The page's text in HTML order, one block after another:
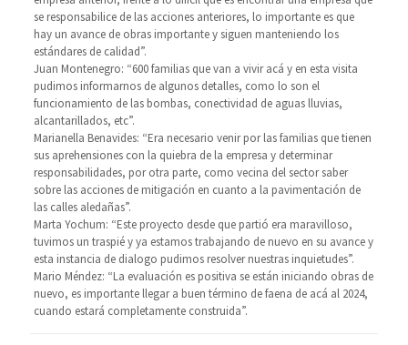
se responsabilice de las acciones anteriores, lo importante es que
hay un avance de obras importante y siguen manteniendo los
estándares de calidad”.
Juan Montenegro: “600 familias que van a vivir acá y en esta visita
pudimos informarnos de algunos detalles, como lo son el
funcionamiento de las bombas, conectividad de aguas lluvias,
alcantarillados, etc”.
Marianella Benavides: “Era necesario venir por las familias que tienen
sus aprehensiones con la quiebra de la empresa y determinar
responsabilidades, por otra parte, como vecina del sector saber
sobre las acciones de mitigación en cuanto a la pavimentación de
las calles aledañas”.
Marta Yochum: “Este proyecto desde que partió era maravilloso,
tuvimos un traspié y ya estamos trabajando de nuevo en su avance y
esta instancia de dialogo pudimos resolver nuestras inquietudes”.
Mario Méndez: “La evaluación es positiva se están iniciando obras de
nuevo, es importante llegar a buen término de faena de acá al 2024,
cuando estará completamente construida”.